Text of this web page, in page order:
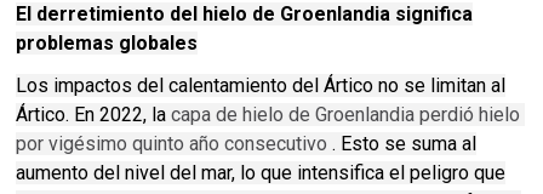
El derretimiento del hielo de Groenlandia significa
problemas globales
Los impactos del calentamiento del Ártico no se limitan al
Ártico. En 2022, lacapa de hielo de Groenlandia perdió hielo
por vigésimo quinto año consecutivo . Esto se suma al
aumento del nivel del mar, lo que intensifica el peligro que